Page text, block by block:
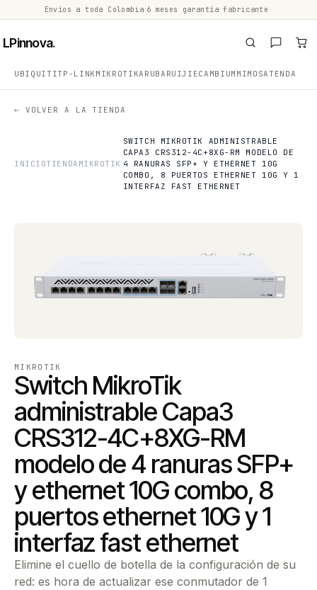
Envíos a toda Colombia 6 meses garantía fabricante
LPinnova.
UBIQUITITP-LINK MIKROTIKARUBA RUIJIECAMBIUM MIMOSATENDA
← VOLVER A LA TIENDA
INICIOTIENDA MIKROTIK
SWITCH MIKROTIK ADMINISTRABLE
CAPA3 CRS312-4C+8XG-RM MODELO DE
4 RANURAS SFP+ Y ETHERNET 10G
COMBO, 8 PUERTOS ETHERNET 10G Y 1
INTERFAZ FAST ETHERNET
MIKROTIK
Switch MikroTik
administrable Capa3
CRS312-4C+8XG-RM
modelo de 4 ranuras SFP+
y ethernet 10G combo, 8
puertos ethernet 10G y 1
interfaz fast ethernet
Elimine el cuello de botella de la configuración de su
red: es hora de actualizar ese conmutador de 1